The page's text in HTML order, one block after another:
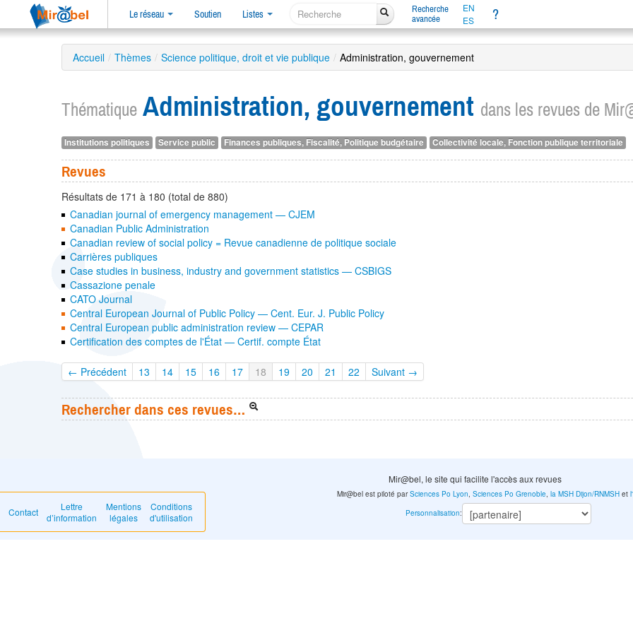
Le réseau Soutien Listes
Recherche
avancée
EN
ES
?
Accueil / Thèmes / Science politique, droit et vie publique / Administration, gouvernement
Thématique Administration, gouvernement dans les revues de
Institutions politiques Service public Finances publiques, Fiscalité, Politique budgétaire Collectivité locale, Fonction publique territoriale
Revues
Résultats de 171 à 180 (total de 880)
Canadian journal of emergency management — CJEM
Canadian Public Administration
Canadian review of social policy = Revue canadienne de politique sociale
Carrières publiques
Case studies in business, industry and government statistics — CSBIGS
Cassazione penale
CATO Journal
Central European Journal of Public Policy — Cent. Eur. J. Public Policy
Central European public administration review — CEPAR
Certification des comptes de l'État — Certif. compte État
← Précédent 13 14 15 16 17 18 19 20 21 22 Suivant →
Rechercher dans ces revues…
Mir@bel, le site qui facilite l'accès aux revues
Contact
Lettre
d’information
Mentions
légales
Conditions
d'utilisation
Mir@bel est piloté parSciences Po Lyon,Sciences Po Grenoble,la MSH Dijon/RNMSH et
Personnalisation: